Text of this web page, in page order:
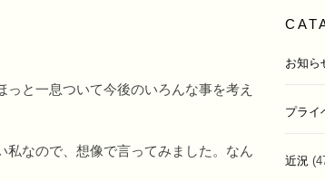
と一息ついて今後のいろんな事を考え
なので、想像で言ってみました。なん
お知ら
プライ
近況